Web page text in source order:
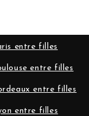
entre filles
entre filles
entre filles
entre filles